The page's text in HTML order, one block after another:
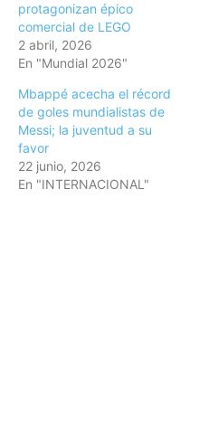
protagonizan épico
comercial de LEGO
2 abril, 2026
En "Mundial 2026"
Mbappé acecha el récord
de goles mundialistas de
Messi; la juventud a su
favor
22 junio, 2026
En "INTERNACIONAL"